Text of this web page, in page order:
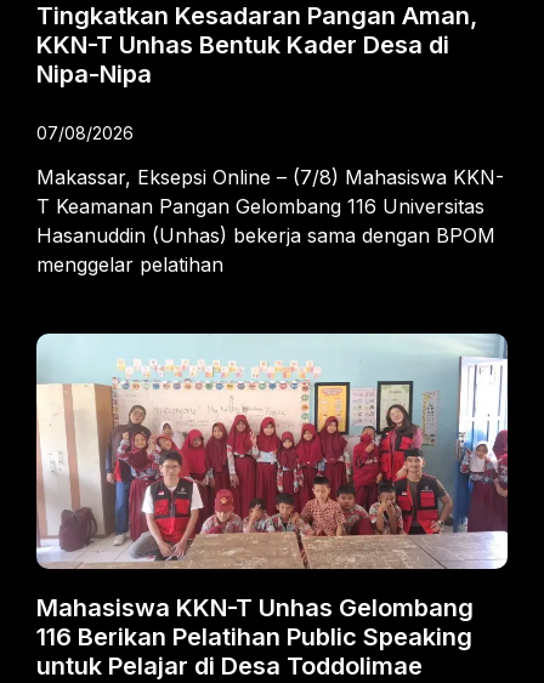
Tingkatkan Kesadaran Pangan Aman,
KKN-T Unhas Bentuk Kader Desa di
Nipa-Nipa
07/08/2026
Makassar, Eksepsi Online – (7/8) Mahasiswa KKN-
T Keamanan Pangan Gelombang 116 Universitas
Hasanuddin (Unhas) bekerja sama dengan BPOM
menggelar pelatihan
Mahasiswa KKN-T Unhas Gelombang
116 Berikan Pelatihan Public Speaking
untuk Pelajar di Desa Toddolimae